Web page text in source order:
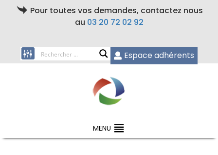
Pour toutes vos demandes, contactez nous
au 03 20 72 02 92
Espace adhérents
MENU